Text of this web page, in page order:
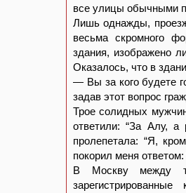
все улицы обычными
Лишь однажды,
весьма скромного
здания, изображено
Оказалось, что в
— Вы за кого будете
задав этот вопрос
Трое солидных
ответили: “За Алу, а
пролепетала: “Я,
покорил меня
В Москву между